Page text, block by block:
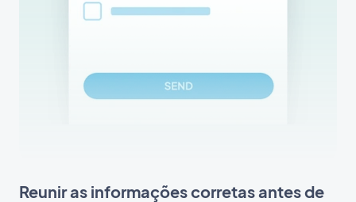
Reunir as informações corretas antes de